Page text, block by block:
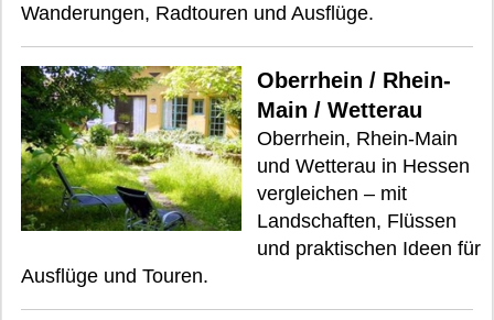
Wanderungen, Radtouren und Ausflüge.
Oberrhein / Rhein-
Main / Wetterau
Oberrhein, Rhein-Main
und Wetterau in Hessen
vergleichen – mit
Landschaften, Flüssen
und praktischen Ideen für
Ausflüge und Touren.